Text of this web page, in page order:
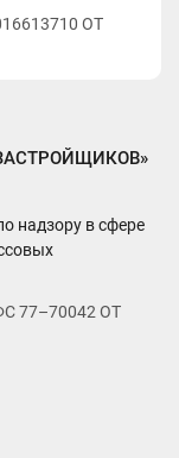
ОТ
надзору в сфере
77–70042 ОТ